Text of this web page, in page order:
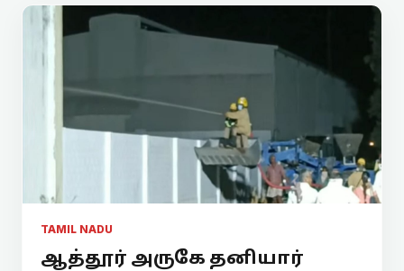
TAMIL NADU
ஆத்தூர் அருகே தனியார்